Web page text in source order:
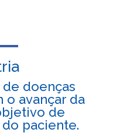
doenças
o avançar da
de
paciente.